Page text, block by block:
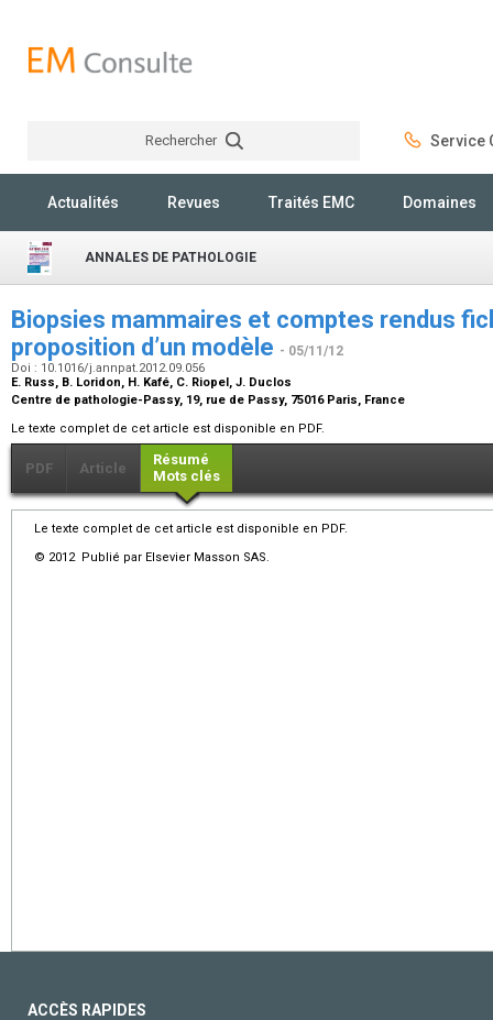
Rechercher Service
Actualités Revues Traités EMC Domaines
ANNALES DE PATHOLOGIE
Biopsies mammaires et comptes rendus
proposition d’un modèle - 05/11/12
Doi : 10.1016/j.annpat.2012.09.056
E. Russ, B. Loridon, H. Kafé, C. Riopel, J. Duclos
Centre de pathologie-Passy, 19, rue de Passy, 75016 Paris, France
Le texte complet de cet article est disponible en PDF.
PDF Article
Résumé
Mots clés
Le texte complet de cet article est disponible en PDF.
© 2012 Publié par Elsevier Masson SAS.
ACCÈS RAPIDES